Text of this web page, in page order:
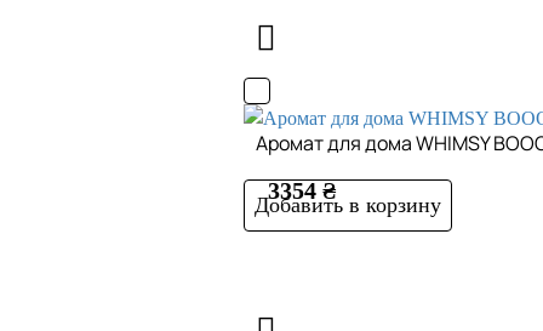
Аромат для дома WHIMSY
3354 ₴
Добавить в корзину